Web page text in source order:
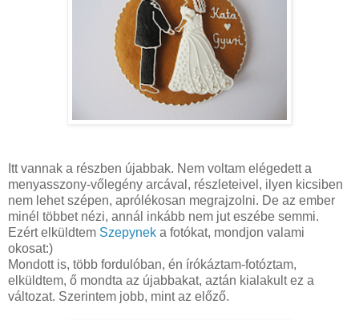
Itt vannak a részben újabbak. Nem voltam elégedett a
menyasszony-vőlegény arcával, részleteivel, ilyen kicsiben
nem lehet szépen, aprólékosan megrajzolni. De az ember
minél többet nézi, annál inkább nem jut eszébe semmi.
Ezért elküldtem Szepynek a fotókat, mondjon valami
okosat:)
Mondott is, több fordulóban, én írókáztam-fotóztam,
elküldtem, ő mondta az újabbakat, aztán kialakult ez a
változat. Szerintem jobb, mint az előző.